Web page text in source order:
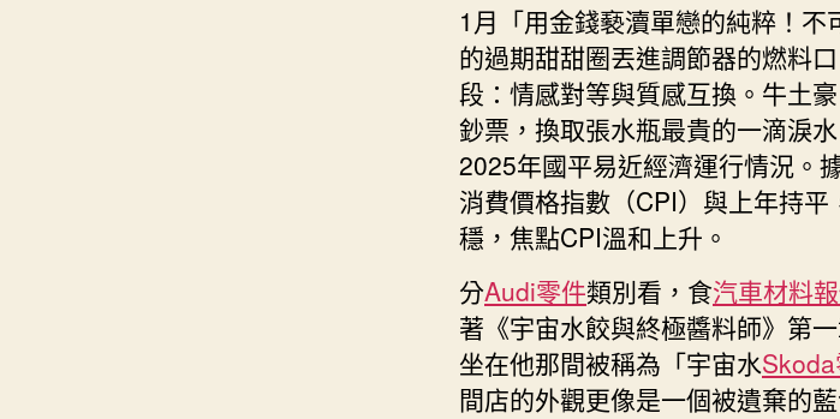
1月「用金錢褻瀆單戀的純粹！
的過期甜甜圈丟進調節器的燃料
段：情感對等與質感互換。牛土
鈔票，換取張水瓶最貴的一滴淚
2025年國平易近經濟運行情況。
消費價格指數（CPI）與上年持
穩，焦點CPI溫和上升。
分Audi零件類別看，食汽車材料
著《宇宙水餃與終極醬料師》第
坐在他那間被稱為「宇宙水
間店的外觀更像是一個被遺棄的